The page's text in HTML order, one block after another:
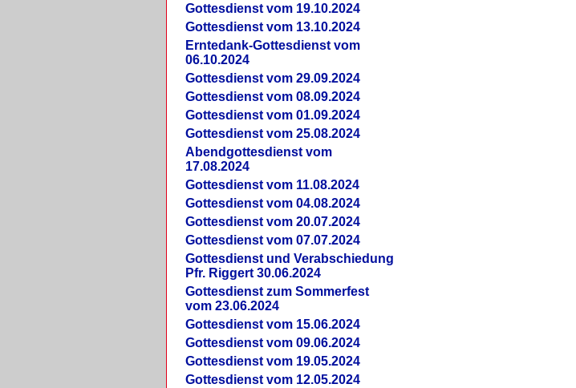
Gottesdienst vom 19.10.2024
Gottesdienst vom 13.10.2024
Erntedank-Gottesdienst vom
06.10.2024
Gottesdienst vom 29.09.2024
Gottesdienst vom 08.09.2024
Gottesdienst vom 01.09.2024
Gottesdienst vom 25.08.2024
Abendgottesdienst vom
17.08.2024
Gottesdienst vom 11.08.2024
Gottesdienst vom 04.08.2024
Gottesdienst vom 20.07.2024
Gottesdienst vom 07.07.2024
Gottesdienst und Verabschiedung
Pfr. Riggert 30.06.2024
Gottesdienst zum Sommerfest
vom 23.06.2024
Gottesdienst vom 15.06.2024
Gottesdienst vom 09.06.2024
Gottesdienst vom 19.05.2024
Gottesdienst vom 12.05.2024